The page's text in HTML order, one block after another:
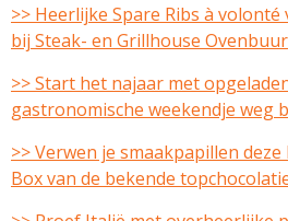
>> Heerlijke Spare Ribs à
bij Steak- en Grillhouse Ovenbuur
>> Start het najaar met
gastronomische weekendje weg
>> Verwen je smaakpapillen
Box van de bekende